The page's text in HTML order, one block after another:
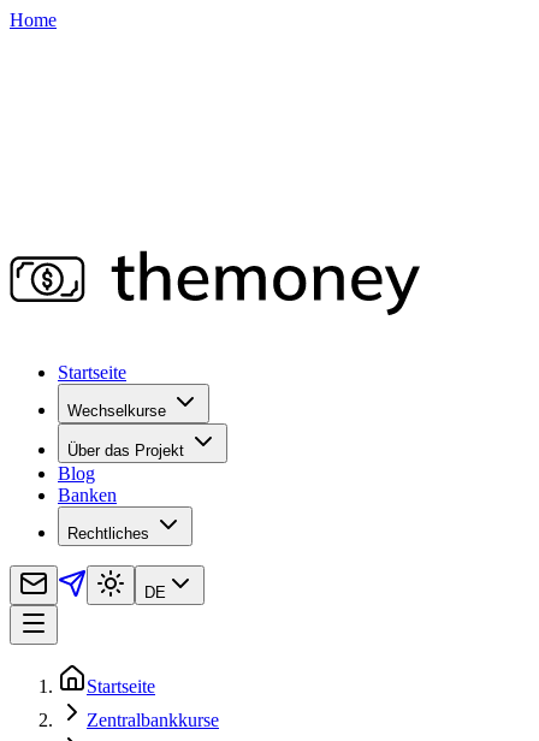
Home
Startseite
Wechselkurse
Über das Projekt
Blog
Banken
Rechtliches
DE
Startseite
Zentralbankkurse